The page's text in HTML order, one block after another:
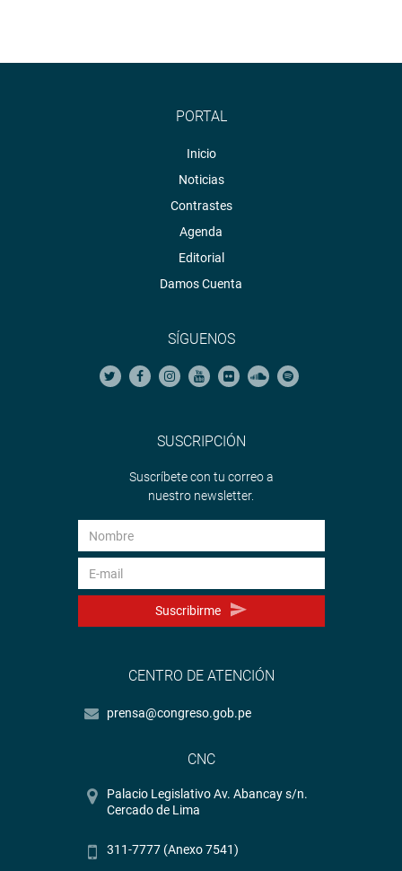
PORTAL
Inicio
Noticias
Contrastes
Agenda
Editorial
Damos Cuenta
SÍGUENOS
SUSCRIPCIÓN
Suscríbete con tu correo a
nuestro newsletter.
Suscribirme
CENTRO DE ATENCIÓN
prensa@congreso.gob.pe
CNC
Palacio Legislativo Av. Abancay s/n.
Cercado de Lima
311-7777 (Anexo 7541)